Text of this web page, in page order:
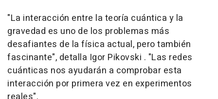
"La interacción entre la teoría cuántica y la
gravedad es uno de los problemas más
desafiantes de la física actual, pero también
fascinante", detalla Igor Pikovski . "Las redes
cuánticas nos ayudarán a comprobar esta
interacción por primera vez en experimentos